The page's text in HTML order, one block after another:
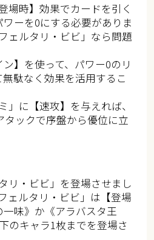
場時】効果でカードを引く
ーを0にする必要がありま
ェルタリ・ビビ」なら問題
】を使って、パワー0のリ
駄なく効果を活用するこ
」に【速攻】を与えれば、
タックで序盤から優位に立
リ・ビビ」を登場させまし
ェルタリ・ビビ」は【登場
味》か《アラバスタ王
のキャラ1枚までを登場さ